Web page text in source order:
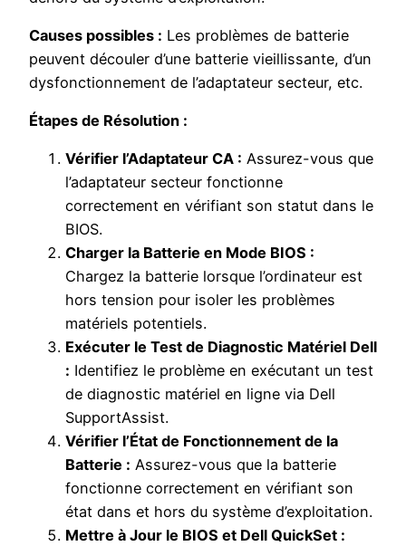
Causes possibles : Les problèmes de batterie
peuvent découler d’une batterie vieillissante, d’un
dysfonctionnement de l’adaptateur secteur, etc.
Étapes de Résolution :
Vérifier l’Adaptateur CA : Assurez-vous que
l’adaptateur secteur fonctionne
correctement en vérifiant son statut dans le
BIOS.
Charger la Batterie en Mode BIOS :
Chargez la batterie lorsque l’ordinateur est
hors tension pour isoler les problèmes
matériels potentiels.
Exécuter le Test de Diagnostic Matériel Dell
: Identifiez le problème en exécutant un test
de diagnostic matériel en ligne via Dell
SupportAssist.
Vérifier l’État de Fonctionnement de la
Batterie : Assurez-vous que la batterie
fonctionne correctement en vérifiant son
état dans et hors du système d’exploitation.
Mettre à Jour le BIOS et Dell QuickSet :